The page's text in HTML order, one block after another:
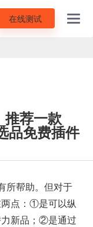
在线测试
荐一款
品免费插件
所帮助。但对于
点：①是可以纵
新品；②是通过